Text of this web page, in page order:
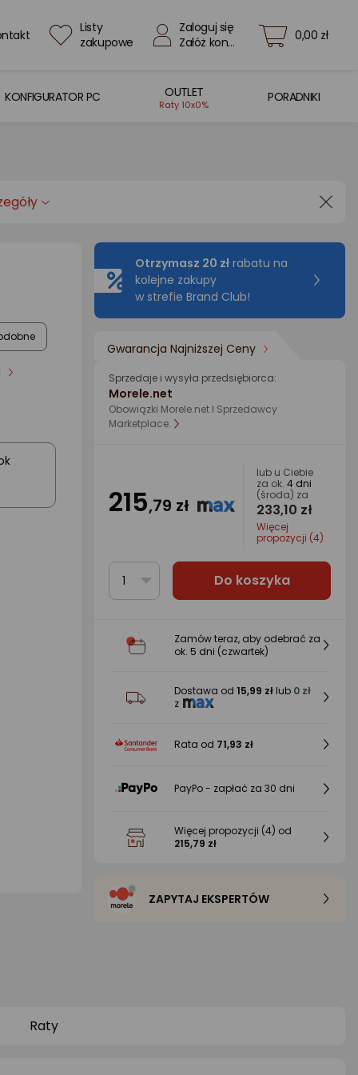
Listy
zakupowe
Zaloguj się
Załóż konto
0,00 zł
KONFIGURATOR PC OUTLET
Raty 10x0%
PORADNIKI
Otrzymasz 20 zł rabatu na
kolejne zakupy
w strefie Brand Club!
Gwarancja Najniższej Ceny
Sprzedaje i wysyła przedsiębiorca:
Morele.net
Obowiązki Morele.net I Sprzedawcy
Marketplace.
215,79 zł
lub u Ciebie
za ok. 4 dni
(środa) za
233,10 zł
Więcej
propozycji (4)
1 Do koszyka
Zamów teraz, aby odebrać za
ok. 5 dni (czwartek)
Dostawa od 15,99 zł lub 0 zł
z
Rata od 71,93 zł
PayPo - zapłać za 30 dni
Więcej propozycji (4) od
215,79 zł
ZAPYTAJ EKSPERTÓW
Raty